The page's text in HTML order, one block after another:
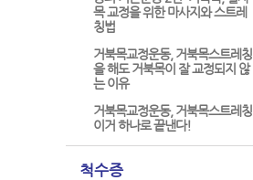
목 교정을 위한 마사지와 스트레
칭법
거북목교정운동, 거북목스트레칭
을 해도 거북목이 잘 교정되지 않
는 이유
거북목교정운동, 거북목스트레칭
이거 하나로 끝낸다!
척수증